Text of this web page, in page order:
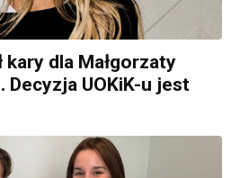
kary dla Małgorzaty
Decyzja UOKiK-u jest